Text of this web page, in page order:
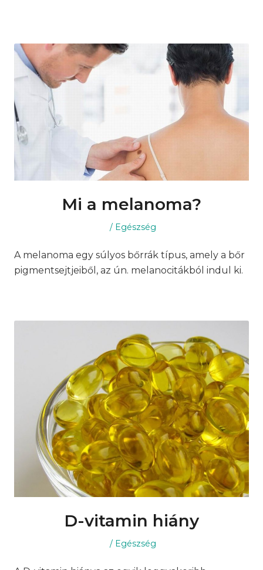
Mi a melanoma?
Posted
Posted
Egészség
A melanoma egy súlyos bőrrák típus, amely a bőr
pigmentsejtjeiből, az ún. melanocitákból indul ki.
D-vitamin hiány
Posted
Posted
Egészség